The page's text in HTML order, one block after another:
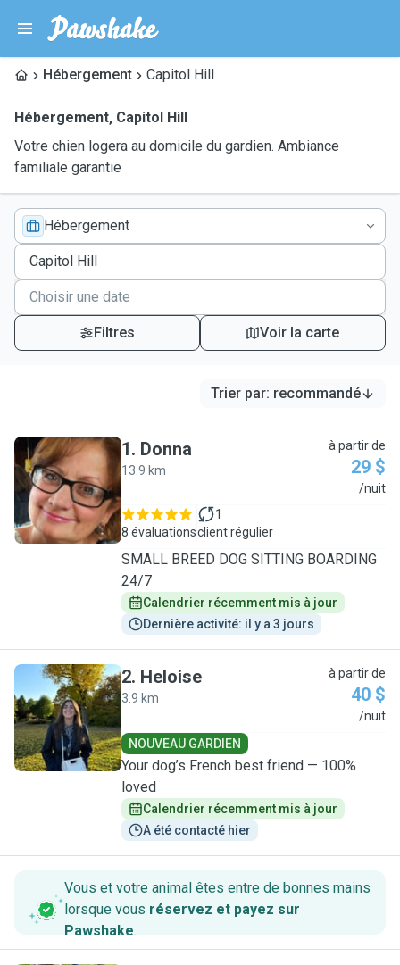
Hébergement Capitol Hill
Hébergement, Capitol Hill
Votre chien logera au domicile du gardien. Ambiance
familiale garantie
Hébergement
Filtres Voir la carte
Trier par: recommandé
D
1. Donna
13.9 km
à partir de
29 $
/nuit
8 évaluations
1
client régulier
SMALL BREED DOG SITTING BOARDING
24/7
Calendrier récemment mis à jour
Dernière activité: il y a 3 jours
H
2. Heloise
3.9 km
à partir de
40 $
/nuit
NOUVEAU GARDIEN
Your dog’s French best friend — 100%
loved
Calendrier récemment mis à jour
A été contacté hier
Vous et votre animal êtes entre de bonnes mains
lorsque vous réservez et payez sur
Pawshake.